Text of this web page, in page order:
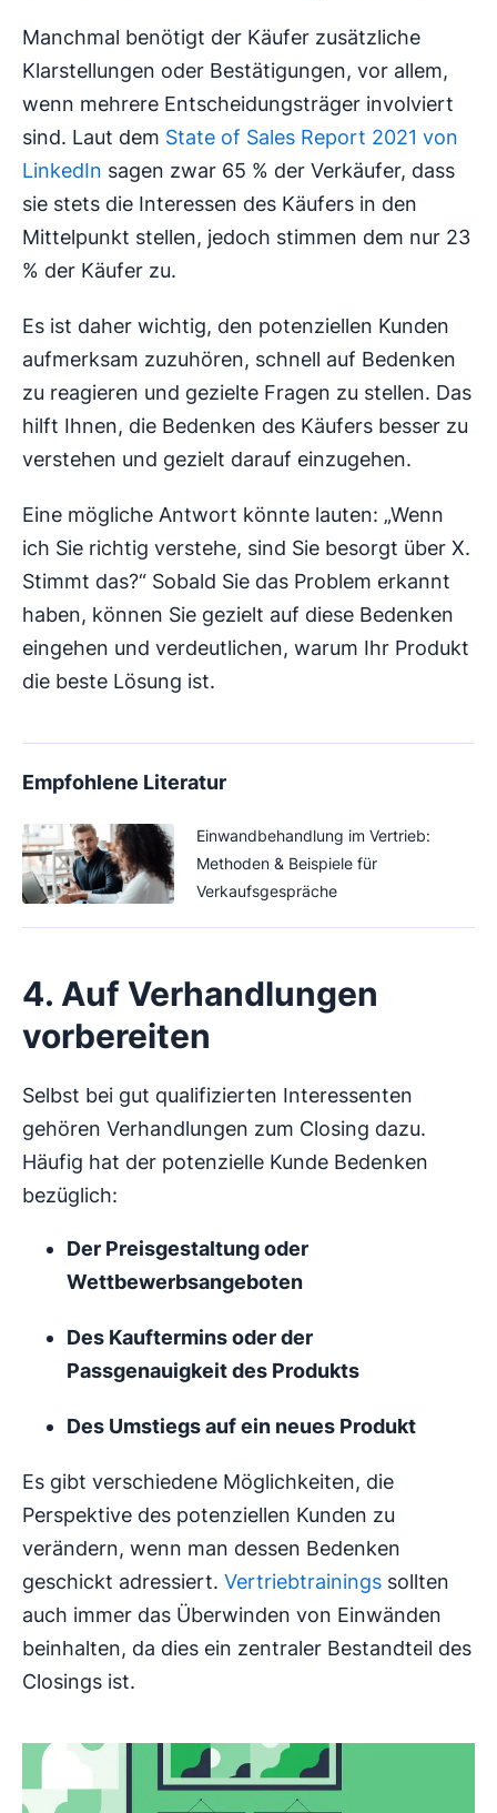
Manchmal benötigt der Käufer zusätzliche
Klarstellungen oder Bestätigungen, vor allem,
wenn mehrere Entscheidungsträger involviert
sind. Laut dem State of Sales Report 2021 von
LinkedIn sagen zwar 65 % der Verkäufer, dass
sie stets die Interessen des Käufers in den
Mittelpunkt stellen, jedoch stimmen dem nur 23
% der Käufer zu.
Es ist daher wichtig, den potenziellen Kunden
aufmerksam zuzuhören, schnell auf Bedenken
zu reagieren und gezielte Fragen zu stellen. Das
hilft Ihnen, die Bedenken des Käufers besser zu
verstehen und gezielt darauf einzugehen.
Eine mögliche Antwort könnte lauten: „Wenn
ich Sie richtig verstehe, sind Sie besorgt über X.
Stimmt das?“ Sobald Sie das Problem erkannt
haben, können Sie gezielt auf diese Bedenken
eingehen und verdeutlichen, warum Ihr Produkt
die beste Lösung ist.
Empfohlene Literatur
Einwandbehandlung im Vertrieb:
Methoden & Beispiele für
Verkaufsgespräche
4. Auf Verhandlungen
vorbereiten
Selbst bei gut qualifizierten Interessenten
gehören Verhandlungen zum Closing dazu.
Häufig hat der potenzielle Kunde Bedenken
bezüglich:
Der Preisgestaltung oder
Wettbewerbsangeboten
Des Kauftermins oder der
Passgenauigkeit des Produkts
Des Umstiegs auf ein neues Produkt
Es gibt verschiedene Möglichkeiten, die
Perspektive des potenziellen Kunden zu
verändern, wenn man dessen Bedenken
geschickt adressiert. Vertriebtrainings sollten
auch immer das Überwinden von Einwänden
beinhalten, da dies ein zentraler Bestandteil des
Closings ist.